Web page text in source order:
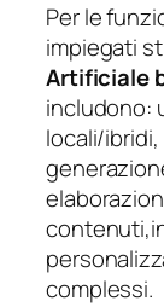
Per le
impiegati
Artificiale
includono:
locali/
complessi.